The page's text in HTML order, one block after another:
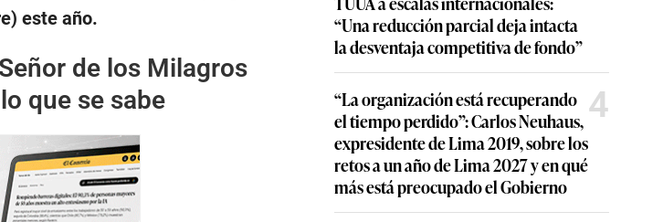
este año.
de los Milagros
que se sabe
“Una reducción parcial deja intacta
la desventaja competitiva de fondo”
“La organización está recuperando
el tiempo perdido”: Carlos Neuhaus,
expresidente de Lima 2019, sobre los
retos a un año de Lima 2027 y en qué
más está preocupado el Gobierno
4